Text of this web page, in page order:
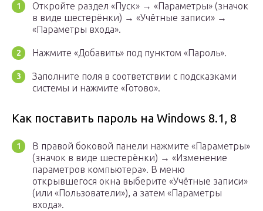
Откройте раздел «Пуск» → «Параметры» (значок
в виде шестерёнки) → «Учётные записи» →
«Параметры входа».
Нажмите «Добавить» под пунктом «Пароль».
Заполните поля в соответствии с подсказками
системы и нажмите «Готово».
Как поставить пароль на Windows 8.1, 8
В правой боковой панели нажмите «Параметры»
(значок в виде шестерёнки) → «Изменение
параметров компьютера». В меню
открывшегося окна выберите «Учётные записи»
(или «Пользователи»), а затем «Параметры
входа».